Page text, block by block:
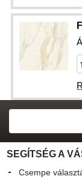
SEGÍTSÉG A
Csempe